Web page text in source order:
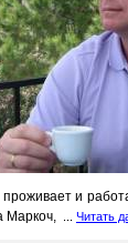
и
Маркоч,
Читать